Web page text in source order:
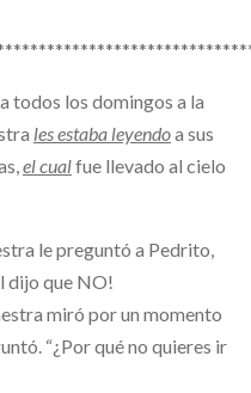
todos los domingos a la
les estaba leyendoa sus
el cualfue llevado al cielo
le preguntó a Pedrito,
dijo que NO!
miró por un momento
“¿Por qué no quieres ir